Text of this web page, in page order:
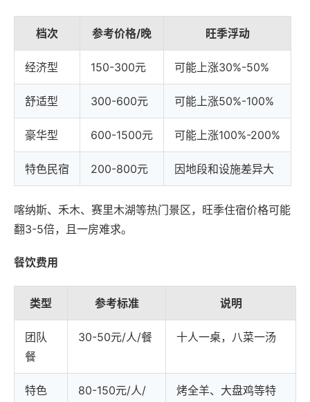
档次 参考价格/晚 旺季浮动
经济型 150-300元 可能上涨30%-50%
舒适型 300-600元 可能上涨50%-100%
豪华型 600-1500元 可能上涨100%-200%
特色民宿 200-800元 因地段和设施差异大
喀纳斯、禾木、赛里木湖等热门景区，旺季住宿价格可能
翻3-5倍，且一房难求。
餐饮费用
类型 参考标准 说明
团队
餐
30-50元/人/餐 十人一桌，八菜一汤
特色
80-150元/人/
烤全羊、大盘鸡等特